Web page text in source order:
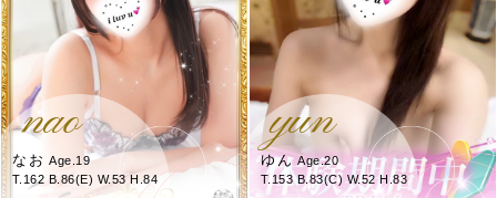
nao
なお Age.19
T.162 B.86(E) W.53 H.84
yun
ゆんAge.20
T.153 B.83(C) W.52 H.83